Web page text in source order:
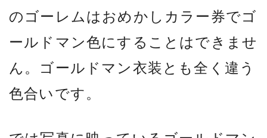
のゴーレムはおめかしカラー券でゴ
ールドマン色にすることはできませ
ん。ゴールドマン衣装とも全く違う
色合いです。